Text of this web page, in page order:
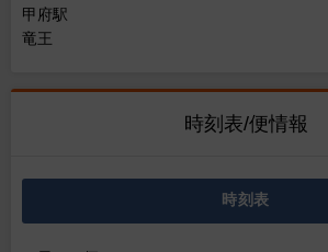
甲府駅
竜王
時刻表/便情報
時刻表